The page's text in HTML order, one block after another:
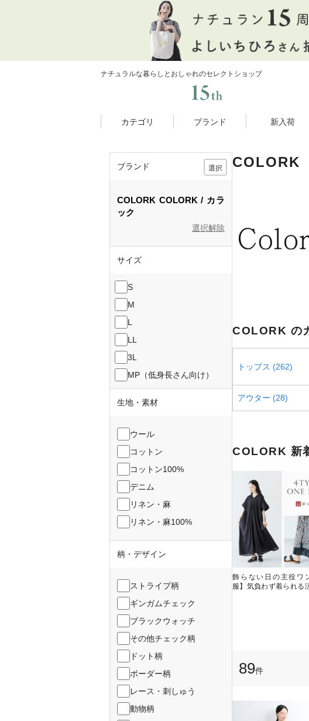
ナチュラルな暮らしとおしゃれのセレクトショップ
カテゴリ ブランド 新入荷
ブランド 選択
COLORK COLORK
カラ
ック
選択解除
サイズ
S
M
L
LL
3L
MP（低身長さん向け）
生地・素材
ウール
コットン
コットン100%
デニム
リネン・麻
リネン・麻100%
柄・デザイン
ストライプ柄
ギンガムチェック
ブラックウォッチ
その他チェック柄
ドット柄
ボーダー柄
レース・刺しゅう
動物柄
COLORK
COLORK の
トップス (262)
アウター (28)
COLORK 新
飾らない日の主役ワ
服】気負わず着られる
89件